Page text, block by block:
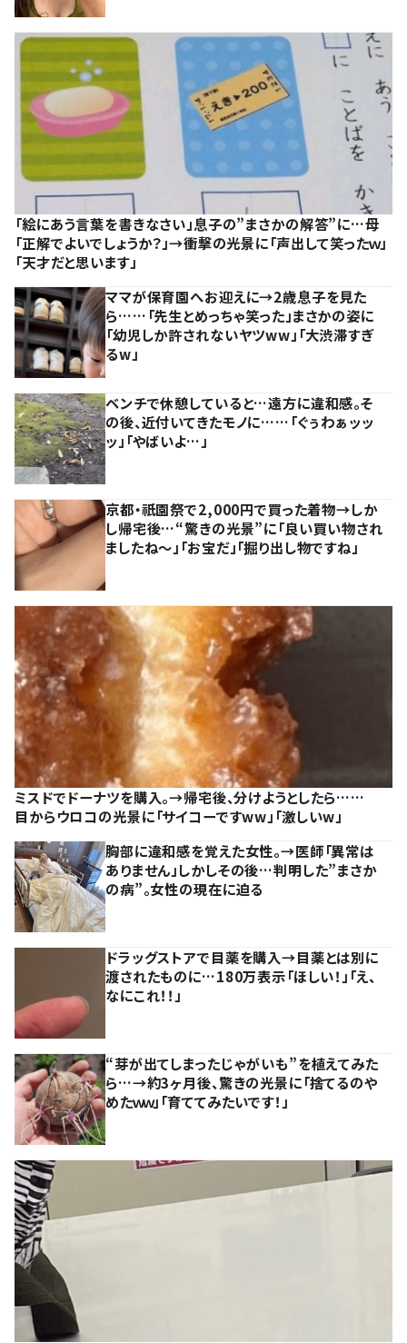
「絵にあう言葉を書きなさい」息子の”まさかの解答”に…母
「正解でよいでしょうか？」→衝撃の光景に「声出して笑ったｗ」
「天才だと思います」
ママが保育園へお迎えに→2歳息子を見た
ら……「先生とめっちゃ笑った」まさかの姿に
「幼児しか許されないヤツww」「大渋滞すぎ
るw」
ベンチで休憩していると…遠方に違和感。そ
の後、近付いてきたモノに……「ぐぅわぁッッ
ッ」「やばいよ…」
京都・祇園祭で2,000円で買った着物→しか
し帰宅後…“驚きの光景”に「良い買い物され
ましたね～」「お宝だ」「掘り出し物ですね」
ミスドでドーナツを購入。→帰宅後、分けようとしたら……
目からウロコの光景に「サイコーですww」「激しいw」
胸部に違和感を覚えた女性。→医師「異常は
ありません」しかしその後…判明した”まさか
の病”。女性の現在に迫る
ドラッグストアで目薬を購入→目薬とは別に
渡されたものに…180万表示「ほしい！」「え、
なにこれ！！」
“芽が出てしまったじゃがいも”を植えてみた
ら…→約3ヶ月後、驚きの光景に「捨てるのや
めたｗｗ」「育ててみたいです！」